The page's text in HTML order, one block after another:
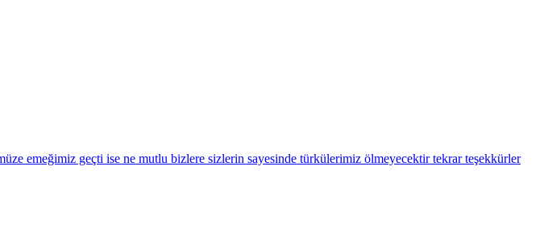
emeğimiz geçti ise ne mutlu bizlere sizlerin sayesinde türkülerimiz ölmeyecektir tekrar teşekkürler